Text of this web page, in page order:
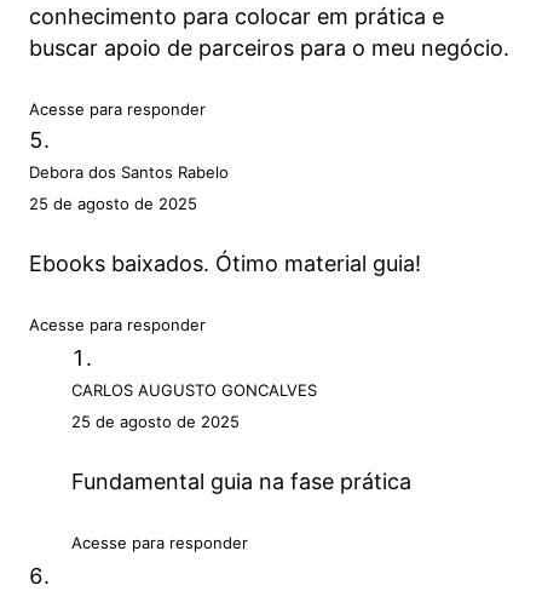
conhecimento para colocar em prática e
buscar apoio de parceiros para o meu negócio.
Acesse para responder
Debora dos Santos Rabelo
25 de agosto de 2025
Ebooks baixados. Ótimo material guia!
Acesse para responder
CARLOS AUGUSTO GONCALVES
25 de agosto de 2025
Fundamental guia na fase prática
Acesse para responder